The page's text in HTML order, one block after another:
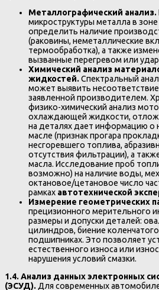
Металлографический анализ.
микроструктуры металла в
определить наличие
(раковины, неметаллические
термообработка), а также
вызванные перегревом или
Химический анализ
жидкостей.Спектральный
может выявить несоответствие
заявленной производителем.
физико-химический анализ
охлаждающей жидкости,
на деталях дает информацию о
масле (признак прогара
несгоревшего топлива,
отсутствия фильтрации), а
масла. Исследование проб
возможно) на наличие воды,
октановое/цетановое число
рамках автотехнической
Измерение геометрических
прецизионного мерительного
размеры и допуски деталей:
цилиндров, биение
подшипниках. Это позволяет
естественного износа или
нарушения условий смазки.
1.4. Анализ данных электронных
(ЭСУД). Для современных